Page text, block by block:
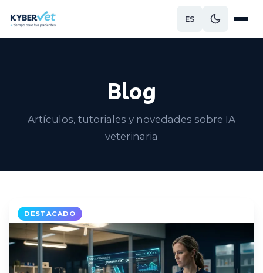
ES
Blog
Artículos, tutoriales y novedades sobre IA
veterinaria
DESTACADO